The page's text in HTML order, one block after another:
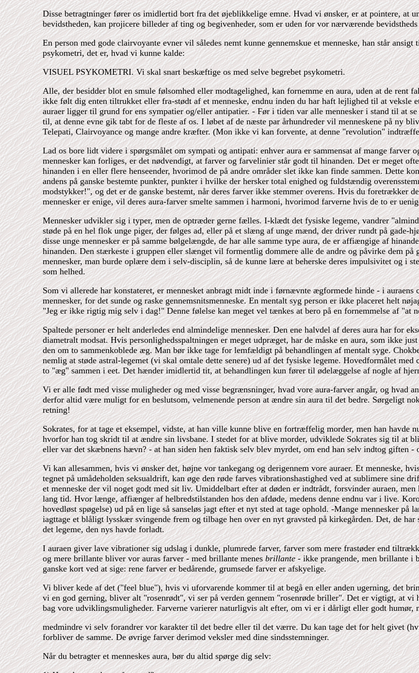
Disse betragtninger fører os imidlertid bort fra det øjeblikkelige emne. Hvad vi ønsker, er at pointere, at
bevidstheden, kan projicere billeder af ting og begivenheder, som er uden for vor nærværende
En person med gode clairvoyante evner vil således nemt kunne gennemskue et menneske, han står
psykometri, det er, hvad vi kunne kalde:
VISUEL PSYKOMETRI. Vi skal snart beskæftige os med selve begrebet psykometri.
Alle, der besidder blot en smule følsomhed eller modtagelighed, kan fornemme en aura, uden at de rent
ikke følt dig enten tiltrukket eller fra-stødt af et menneske, endnu inden du har haft lejlighed til at veksle
auraer ligger til grund for ens sympatier og/eller antipatier. - Før i tiden var alle mennesker i stand til at
til, at denne evne gik tabt for de fleste af os. I løbet af de næste par århundreder vil menneskene på ny
Telepati, Clairvoyance og mange andre kræfter. (Mon ikke vi kan forvente, at denne "revolution"
Lad os bore lidt videre i spørgsmålet om sympati og antipati: enhver aura er sammensat af mange farver
mennesker kan forliges, er det nødvendigt, at farver og farvelinier står godt til hinanden. Det er meget
hinanden i en eller flere henseender, hvorimod de på andre områder slet ikke kan finde sammen. Dette
andens på ganske bestemte punkter, punkter i hvilke der hersker total enighed og fuldstændig
modstykker!", og det er de ganske bestemt, når deres farver ikke stemmer overens. Hvis du foretrækker
mennesker er enige, vil deres aura-farver smelte sammen i harmoni, hvorimod farverne hvis de to er
Mennesker udvikler sig i typer, men de optræder gerne fælles. I-klædt det fysiske legeme, vandrer
støde på en hel flok unge piger, der følges ad, eller på et slæng af unge mænd, der driver rundt på gade-
disse unge mennesker er på samme bølgelængde, de har alle samme type aura, de er affiængige af
hinanden. Den stærkeste i gruppen eller slænget vil formentlig dommere alle de andre og påvirke dem på
mennesker, man burde oplære dem i selv-disciplin, så de kunne lære at beherske deres impulsivitet og i
som helhed.
Som vi allerede har konstateret, er mennesket anbragt midt inde i førnævnte ægformede hinde - i
mennesker, for det sunde og raske gennemsnitsmenneske. En mentalt syg person er ikke placeret helt
"Jeg er ikke rigtig mig selv i dag!" Denne følelse kan meget vel tænkes at bero på en fornemmelse af "at
Spaltede personer er helt anderledes end almindelige mennesker. Den ene halvdel af deres aura har for
diametralt modsat. Hvis personlighedsspaltningen er meget udpræget, har de måske en aura, som ikke
den om to sammenkoblede æg. Man bør ikke tage for lemfældigt på behandlingen af mentalt syge.
nemlig at støde astral-legemet (vi skal omtale dette senere) ud af det fysiske legeme. Hovedformålet
to "æg" sammen i eet. Det hænder imidlertid tit, at behandlingen kun fører til ødelæggelse af nogle af
Vi er alle født med visse muligheder og med visse begrænsninger, hvad vore aura-farver angår, og hvad
derfor altid være muligt for en beslutsom, velmenende person at ændre sin aura til det bedre. Sørgeligt
retning!
Sokrates, for at tage et eksempel, vidste, at han ville kunne blive en fortræffelig morder, men han havde
hvorfor han tog skridt til at ændre sin livsbane. I stedet for at blive morder, udviklede Sokrates sig til at
eller var det skæbnens hævn? - at han siden hen faktisk selv blev myrdet, om end han selv indtog giften -
Vi kan allesammen, hvis vi ønsker det, højne vor tankegang og derigennem vore auraer. Et menneske,
tegnet på umådeholden seksualdrift, kan øge den røde farves vibrationshastighed ved at sublimere
et menneske der vil noget godt med sit liv. Umiddelbart efter at døden er indtrådt, forsvinder auraen,
lang tid. Hvor længe, affiænger af helbredstilstanden hos den afdøde, medens denne endnu var i live.
hovedløst spøgelse) ud på en lige så sanseløs jagt efter et nyt sted at tage ophold. -Mange mennesker på
iagttage et blåligt lysskær svingende frem og tilbage hen over en nyt gravsted på kirkegården. Det, de
det legeme, den nys havde forladt.
I auraen giver lave vibrationer sig udslag i dunkle, plumrede farver, farver som mere frastøder end
og mere brillante bliver vor auras farver - med brillante menesbrillante- ikke prangende, men brillante i
ganske kort ved at sige: rene farver er bedårende, grumsede farver er afskyelige.
Vi bliver kede af det ("feel blue"), hvis vi uforvarende kommer til at begå en eller anden ugerning, det
vi en god gerning, bliver alt "rosenrødt", vi ser på verden gennem "rosenrøde briller". Det er vigtigt, at vi
bag vore udviklingsmuligheder. Farverne varierer naturligvis alt efter, om vi er i dårligt eller godt humør,
medmindre vi selv forandrer vor karakter til det bedre eller til det værre. Du kan tage det for helt givet
forbliver de samme. De øvrige farver derimod veksler med dine sindsstemninger.
Når du betragter et menneskes aura, bør du altid spørge dig selv: